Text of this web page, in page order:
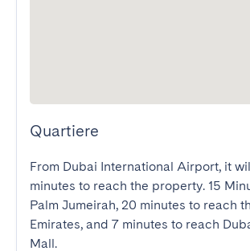
Quartiere
From Dubai International Airport, it
minutes to reach the property. 15
Palm Jumeirah, 20 minutes to reach
Emirates, and 7 minutes to reach
Mall.